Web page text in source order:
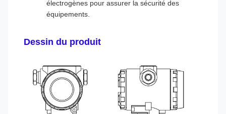
électrogènes pour assurer la sécurité des
équipements.
Dessin du produit